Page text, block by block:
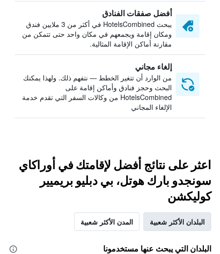
أفضل صفقات الفنادق
يبحث HotelsCombined في أكثر من 3 ملايين فندق
ومكان إقامة ويجمعهم في مكان واحد حتى تتمكن من
مقارنة أماكن الإقامة المثالية.
إلغاء مجاني
من الوارد أن تتغير الخطط — نتفهم ذلك. ولهذا يمكنك
البحث وحجز فنادق وأماكن إقامة على
HotelsCombined من وكالات السفر التي تقدم خدمة
الإلغاء المجاني
اعثر على نتائج أفضل لإقامتك في أوراكاي
سونجدو بارك هوتل، بي دبليو بريميير
كوليكشن
البلدان الأكثر شعبية المدن الأكثر شعبية
البلدان التي يبحث عنها مستخدمونا